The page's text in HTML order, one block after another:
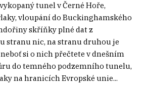
tunel v Černé Hoře,
vloupání do Buckinghamského
skříňky plné dat z
stranu nic, na stranu druhou je
si o nich přečtete v dnešním
do temného podzemního tunelu,
na hranicích Evropské unie...